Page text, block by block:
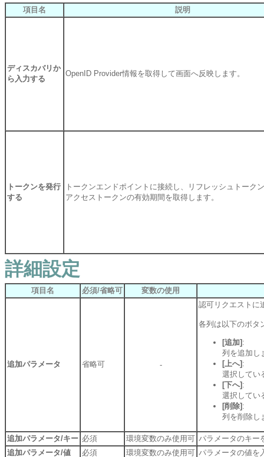
項目名 説明
ディスカバリか
ら入力する
OpenID Provider情報を取得して画面へ反映します。
トークンを発行
する
トークンエンドポイントに接続し、リフレッシュトーク
アクセストークンの有効期間を取得します。
詳細設定
項目名 必須/省略可 変数の使用
追加パラメータ 省略可 -
認可リクエストに
各列は以下のボタ
[追加] :
列を追加し
[上へ] :
選択してい
[下へ] :
選択してい
[削除] :
列を削除し
追加パラメータ/キー 必須 環境変数のみ使用可 パラメータのキー
追加パラメータ/値
必須 環境変数のみ使用可 パラメータの値を